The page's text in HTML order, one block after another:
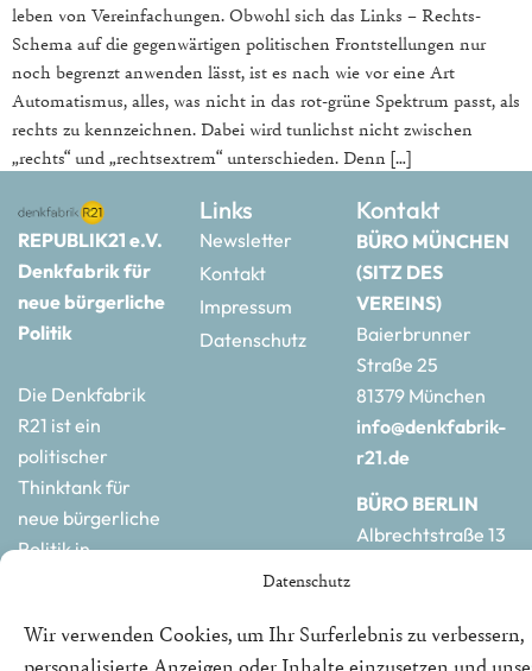
Datenschutz
Wir verwenden Cookies, um Ihr Surferlebnis zu verbessern,
leben von Vereinfachungen. Obwohl sich das Links – Rechts-
Schema auf die gegenwärtigen politischen Frontstellungen nur
noch begrenzt anwenden lässt, ist es nach wie vor eine Art
Automatismus, alles, was nicht in das rot-grüne Spektrum passt, als
rechts zu kennzeichnen. Dabei wird tunlichst nicht zwischen
„rechts“ und „rechtsextrem“ unterschieden. Denn […]
REPUBLIK21 e.V.
Denkfabrik für
neue bürgerliche
Politik
Die Denkfabrik
R21 ist ein
politischer
Thinktank für
neue bürgerliche
Politik in
Links
Newsletter
Kontakt
Impressum
Datenschutz
Kontakt
BÜRO MÜNCHEN
(SITZ DES
VEREINS)
Baierbrunner
Straße 25
81379 München
info@denkfabrik-
r21.de
BÜRO BERLIN
Albrechtstraße 13
r21.de